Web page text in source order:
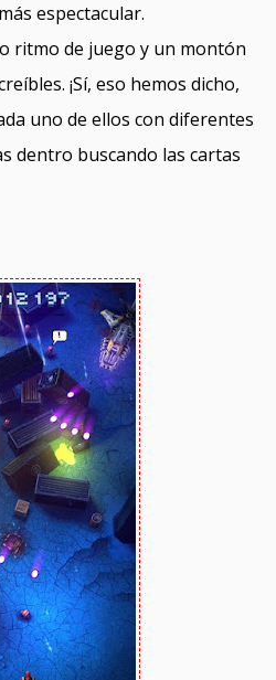
espectacular.
ritmo de juego y un montón
¡Sí, eso hemos dicho,
uno de ellos con diferentes
dentro buscando las cartas